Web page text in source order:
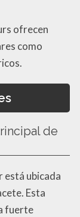
ofrecen
como
de
está ubicada
Esta
fuerte